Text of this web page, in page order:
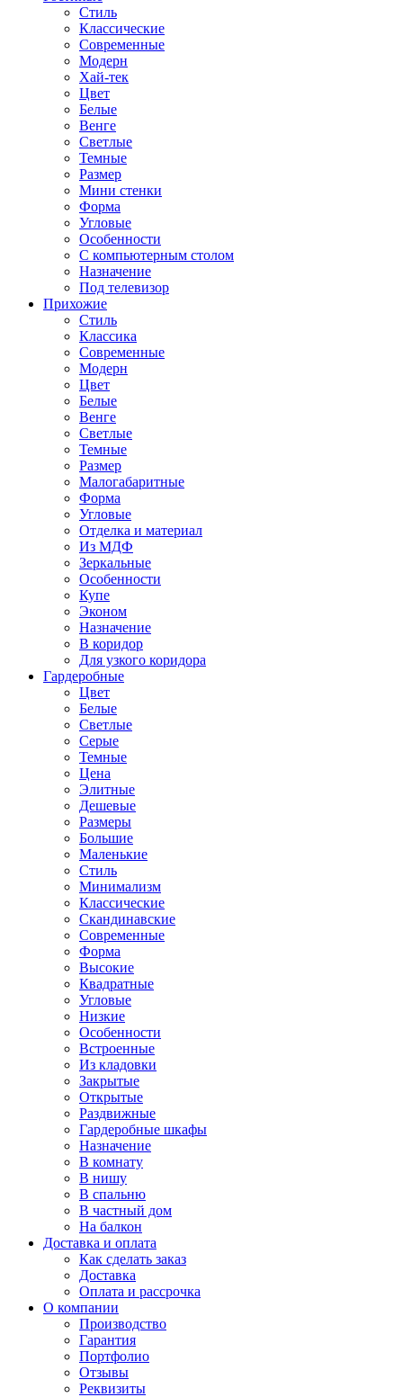
Стиль
Классические
Современные
Модерн
Хай-тек
Цвет
Белые
Венге
Светлые
Темные
Размер
Мини стенки
Форма
Угловые
Особенности
С компьютерным столом
Назначение
Под телевизор
Прихожие
Стиль
Классика
Современные
Модерн
Цвет
Белые
Венге
Светлые
Темные
Размер
Малогабаритные
Форма
Угловые
Отделка и материал
Из МДФ
Зеркальные
Особенности
Купе
Эконом
Назначение
В коридор
Для узкого коридора
Гардеробные
Цвет
Белые
Светлые
Серые
Темные
Цена
Элитные
Дешевые
Размеры
Большие
Маленькие
Стиль
Минимализм
Классические
Скандинавские
Современные
Форма
Высокие
Квадратные
Угловые
Низкие
Особенности
Встроенные
Из кладовки
Закрытые
Открытые
Раздвижные
Гардеробные шкафы
Назначение
В комнату
В нишу
В спальню
В частный дом
На балкон
Доставка и оплата
Как сделать заказ
Доставка
Оплата и рассрочка
О компании
Производство
Гарантия
Портфолио
Отзывы
Реквизиты